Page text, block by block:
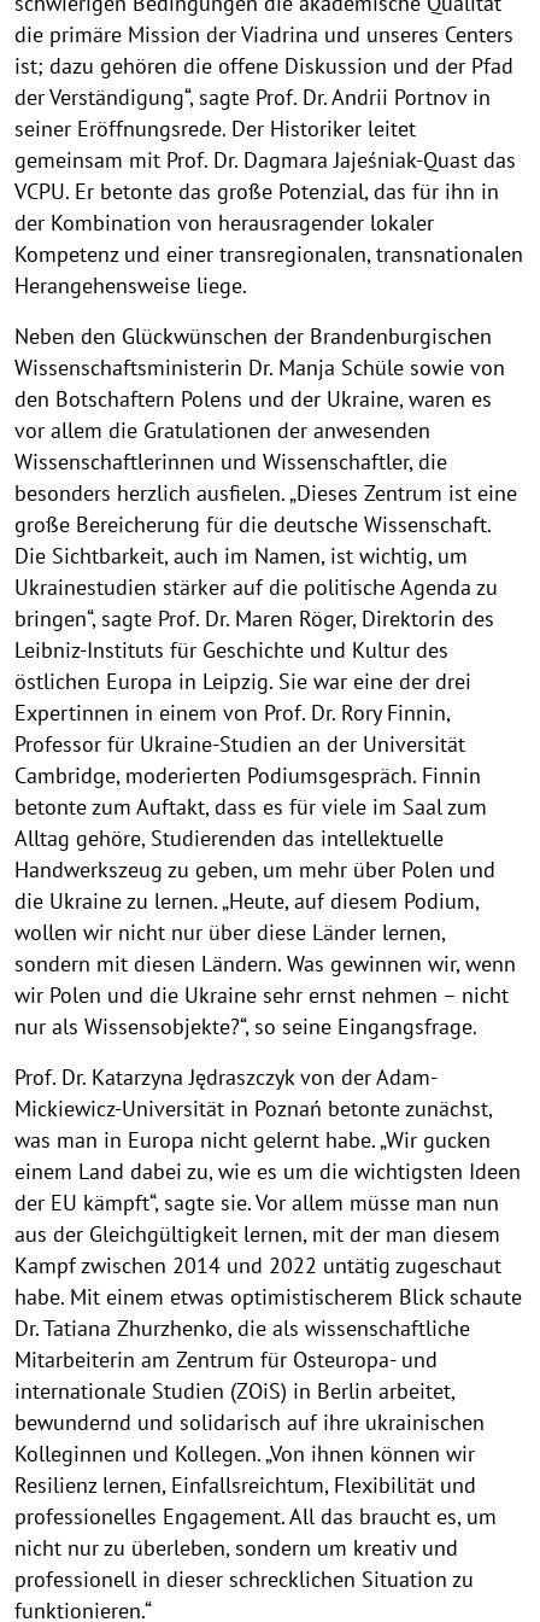
die primäre Mission der Viadrina und unseres Centers
ist; dazu gehören die offene Diskussion und der Pfad
der Verständigung“, sagte Prof. Dr. Andrii Portnov in
seiner Eröffnungsrede. Der Historiker leitet
gemeinsam mit Prof. Dr. Dagmara Jajeśniak-Quast das
VCPU. Er betonte das große Potenzial, das für ihn in
der Kombination von herausragender lokaler
Kompetenz und einer transregionalen, transnationalen
Herangehensweise liege.
Neben den Glückwünschen der Brandenburgischen
Wissenschaftsministerin Dr. Manja Schüle sowie von
den Botschaftern Polens und der Ukraine, waren es
vor allem die Gratulationen der anwesenden
Wissenschaftlerinnen und Wissenschaftler, die
besonders herzlich ausfielen. „Dieses Zentrum ist eine
große Bereicherung für die deutsche Wissenschaft.
Die Sichtbarkeit, auch im Namen, ist wichtig, um
Ukrainestudien stärker auf die politische Agenda zu
bringen“, sagte Prof. Dr. Maren Röger, Direktorin des
Leibniz-Instituts für Geschichte und Kultur des
östlichen Europa in Leipzig. Sie war eine der drei
Expertinnen in einem von Prof. Dr. Rory Finnin,
Professor für Ukraine-Studien an der Universität
Cambridge, moderierten Podiumsgespräch. Finnin
betonte zum Auftakt, dass es für viele im Saal zum
Alltag gehöre, Studierenden das intellektuelle
Handwerkszeug zu geben, um mehr über Polen und
die Ukraine zu lernen. „Heute, auf diesem Podium,
wollen wir nicht nur über diese Länder lernen,
sondern mit diesen Ländern. Was gewinnen wir, wenn
wir Polen und die Ukraine sehr ernst nehmen – nicht
nur als Wissensobjekte?“, so seine Eingangsfrage.
Prof. Dr. Katarzyna Jędraszczyk von der Adam-
Mickiewicz-Universität in Poznań betonte zunächst,
was man in Europa nicht gelernt habe. „Wir gucken
einem Land dabei zu, wie es um die wichtigsten Ideen
der EU kämpft“, sagte sie. Vor allem müsse man nun
aus der Gleichgültigkeit lernen, mit der man diesem
Kampf zwischen 2014 und 2022 untätig zugeschaut
habe. Mit einem etwas optimistischerem Blick schaute
Dr. Tatiana Zhurzhenko, die als wissenschaftliche
Mitarbeiterin am Zentrum für Osteuropa- und
internationale Studien (ZOiS) in Berlin arbeitet,
bewundernd und solidarisch auf ihre ukrainischen
Kolleginnen und Kollegen. „Von ihnen können wir
Resilienz lernen, Einfallsreichtum, Flexibilität und
professionelles Engagement. All das braucht es, um
nicht nur zu überleben, sondern um kreativ und
professionell in dieser schrecklichen Situation zu
funktionieren.“